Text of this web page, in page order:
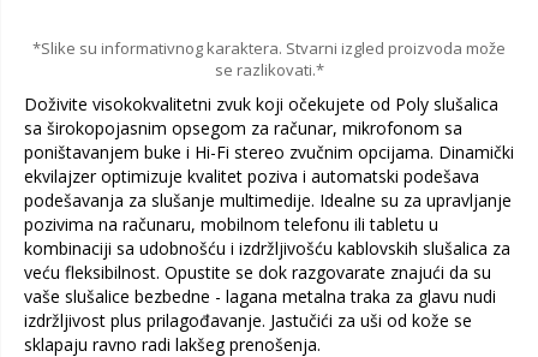
*Slike su informativnog karaktera. Stvarni izgled proizvoda može
se razlikovati.*
Doživite visokokvalitetni zvuk koji očekujete od Poly slušalica
sa širokopojasnim opsegom za računar, mikrofonom sa
poništavanjem buke i Hi-Fi stereo zvučnim opcijama. Dinamički
ekvilajzer optimizuje kvalitet poziva i automatski podešava
podešavanja za slušanje multimedije. Idealne su za upravljanje
pozivima na računaru, mobilnom telefonu ili tabletu u
kombinaciji sa udobnošću i izdržljivošću kablovskih slušalica za
veću fleksibilnost. Opustite se dok razgovarate znajući da su
vaše slušalice bezbedne - lagana metalna traka za glavu nudi
izdržljivost plus prilagođavanje. Jastučići za uši od kože se
sklapaju ravno radi lakšeg prenošenja.